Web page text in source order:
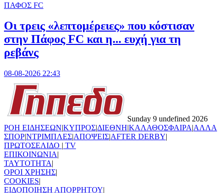
ΠΑΦΟΣ FC
Οι τρεις «λεπτομέρειες» που κόστισαν
στην Πάφος FC και η... ευχή για τη
ρεβάνς
08-08-2026 22:43
Sunday 9 undefined 2026
ΡΟΗ ΕΙΔΗΣΕΩΝ|ΚΥΠΡΟΣ|ΔΙΕΘΝΗ|ΚΑΛΑΘΟΣΦΑΙΡΑ|ΑΛΛΑ
ΣΠΟΡ|ΝΤΡΙΜΠΛΕΣ|ΑΠΟΨΕΙΣ|AFTER DERBY|
ΠΡΩΤΟΣΕΛΙΔΟ | TV
ΕΠΙΚΟΙΝΩΝΙΑ|
TAYTOTHTA|
ΟΡΟΙ ΧΡΗΣΗΣ|
COOKIES|
ΕΙΔΟΠΟΙΗΣΗ ΑΠΟΡΡΗΤΟΥ|